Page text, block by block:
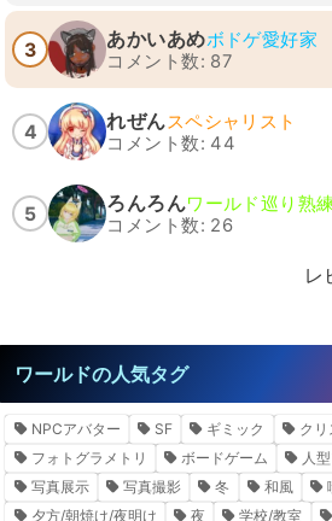
3 あかいあめボドゲ愛好家
コメント数: 87
4 れぜんスペシャリスト
コメント数: 44
5 ろんろんワールド巡り熟
コメント数: 26
レ
ワールドの人気タグ
NPCアバター SF ギミック クリ
フォトグラメトリ
ボードゲーム 人
写真展示
写真撮影 冬 和風
夕方/朝焼け/夜明け
夜 学校/教室